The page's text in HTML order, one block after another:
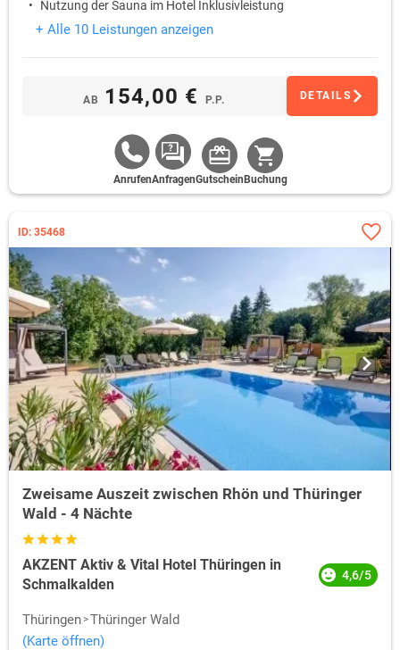
Nutzung der Sauna im Hotel Inklusivleistung
+ Alle 10 Leistungen anzeigen
AB 154,00 € P.P. DETAILS
AnrufenAnfragenGutschein Buchung
ID: 35468
Zweisame Auszeit zwischen Rhön und Thüringer
Wald - 4 Nächte
AKZENT Aktiv & Vital Hotel Thüringen in
Schmalkalden
4,6/5
Thüringen Thüringer Wald
(Karte öffnen)